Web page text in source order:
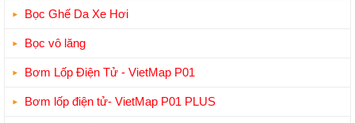
Bọc Ghế Da Xe Hơi
Bọc vô lăng
Bơm Lốp Điện Tử - VietMap P01
Bơm lốp điện tử- VietMap P01 PLUS